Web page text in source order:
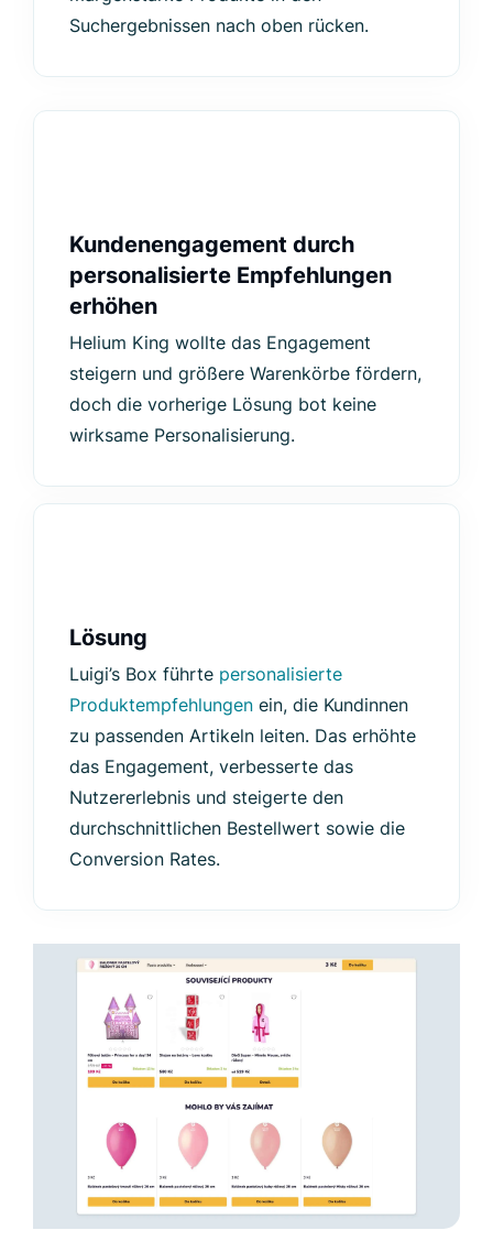
Suchergebnissen nach oben rücken.
Kundenengagement durch
personalisierte Empfehlungen
erhöhen
Helium King wollte das Engagement
steigern und größere Warenkörbe fördern,
doch die vorherige Lösung bot keine
wirksame Personalisierung.
Lösung
Luigi’s Box führte personalisierte
Produktempfehlungen ein, die Kundinnen
zu passenden Artikeln leiten. Das erhöhte
das Engagement, verbesserte das
Nutzererlebnis und steigerte den
durchschnittlichen Bestellwert sowie die
Conversion Rates.